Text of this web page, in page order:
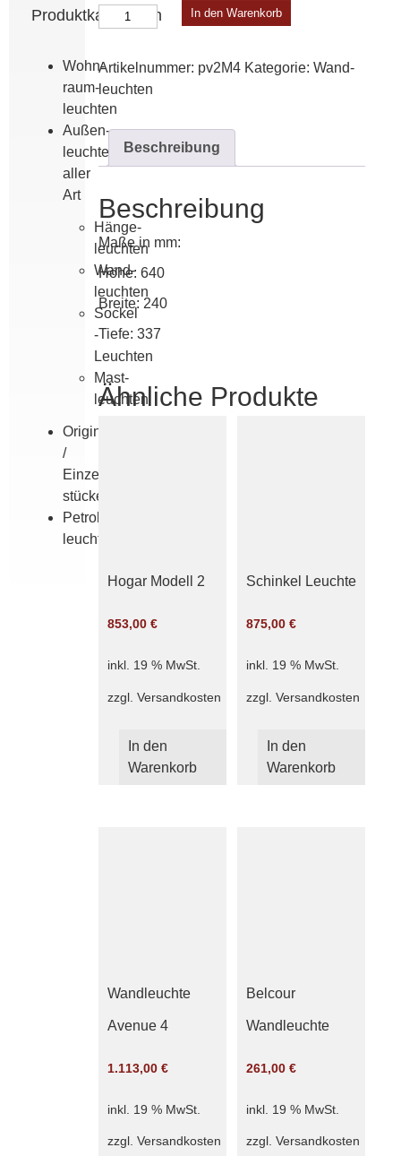
Produktkategorien
Wohn­
raum­
leuchten
Außen­
leuchten
aller
Art
Hänge­
leuchten
Wand­
leuchten
Sockel
-
Leuchten
Mast­
leuchten
Originale
/
Einzel­
stücke
Petroleum­
leuchten
Place
des
2
Modell
4
Menge
In den Warenkorb
Artikelnummer: pv2M4 Kategorie: Wand­
leuchten
Beschreibung
Beschreibung
Maße in mm:
Höhe: 640
Breite: 240
Tiefe: 337
Ähnliche Produkte
Hogar Modell 2
853,00 €
inkl. 19 % MwSt.
zzgl. Versandkosten
In den
Warenkorb
Schinkel Leuchte
875,00 €
inkl. 19 % MwSt.
zzgl. Versandkosten
In den
Warenkorb
Wandleuchte
Avenue 4
1.113,00 €
inkl. 19 % MwSt.
zzgl. Versandkosten
Belcour
Wandleuchte
261,00 €
inkl. 19 % MwSt.
zzgl. Versandkosten